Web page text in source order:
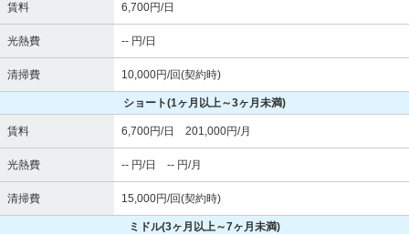
賃料 6,700円/日
光熱費 -- 円/日
清掃費 10,000円/回(契約時)
ショート(1ヶ月以上～3ヶ月未満)
賃料 6,700円/日 201,000円/月
光熱費 -- 円/日 -- 円/月
清掃費 15,000円/回(契約時)
ミドル(3ヶ月以上～7ヶ月未満)